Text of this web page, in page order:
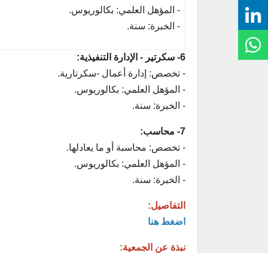
- المؤهل العلمي: بكالوريوس.
- الخبرة: سنة.
6- سكرتير - الإدارة التنفيذية:
- تخصص: إدارة أعمال -سكرتارية.
- المؤهل العلمي: بكالوريوس.
- الخبرة: سنة.
7- محاسب:
- تخصص: محاسبة أو ما يعادلها.
- المؤهل العلمي: بكالوريوس.
- الخبرة: سنة.
التفاصيل:
اضغط هنا
نبذة عن الجمعية: